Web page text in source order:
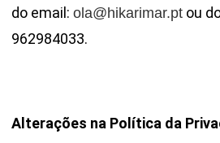
do email: ola@hikarimar.pt ou
962984033.
Alterações na Política da